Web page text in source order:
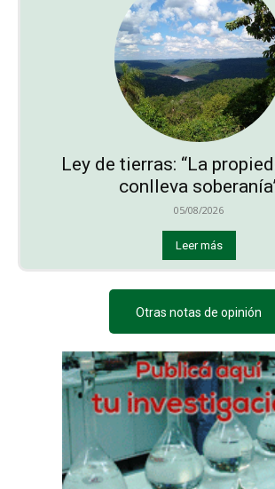
Ley de tierras: “La
conlleva
05/08/2026
Leer más
Otras notas de opinión